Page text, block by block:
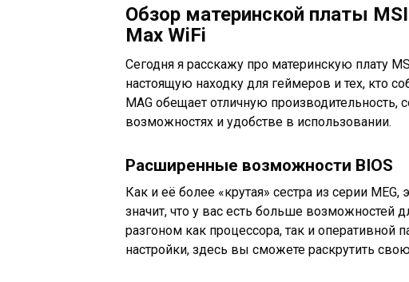
Обзор материнской платы
Max WiFi
Сегодня я расскажу про материнскую плату
настоящую находку для геймеров и тех, кто
MAG обещает отличную производительность,
возможностях и удобстве в использовании.
Расширенные возможности BIOS
Как и её более «крутая» сестра из серии
значит, что у вас есть больше возможностей
разгоном как процессора, так и оперативной
настройки, здесь вы сможете раскрутить